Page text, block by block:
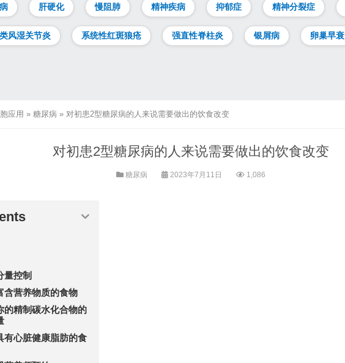
肝硬化 慢阻肺 精神疾病 抑郁症 精神分裂症
类风湿关节炎 系统性红斑狼疮 强直性脊柱炎 银屑病 卵巢早衰
应用 » 糖尿病 » 对初患2型糖尿病的人来说需要做出的饮食改变
对初患2型糖尿病的人来说需要做出的饮食改变
糖尿病 2023年7月11日 1,086
量控制
含营养物质的食物
的精制碳水化合物的
有心脏健康脂肪的食